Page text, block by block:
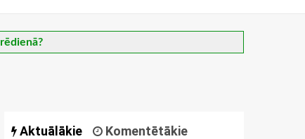
Aktuālākie Komentētākie